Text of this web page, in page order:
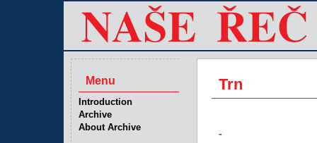
Trn
-
Menu
Introduction
Archive
About Archive